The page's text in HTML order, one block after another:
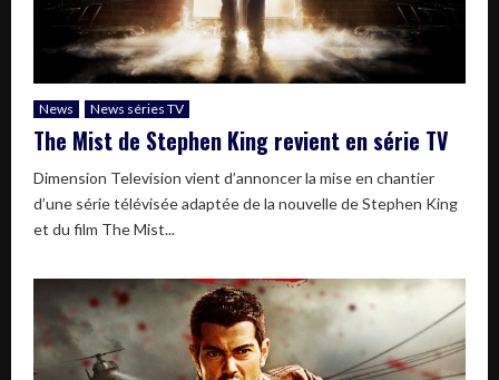
News News séries TV
The Mist de Stephen King revient en série TV
Dimension Television vient d’annoncer la mise en chantier
d’une série télévisée adaptée de la nouvelle de Stephen King
et du film The Mist...